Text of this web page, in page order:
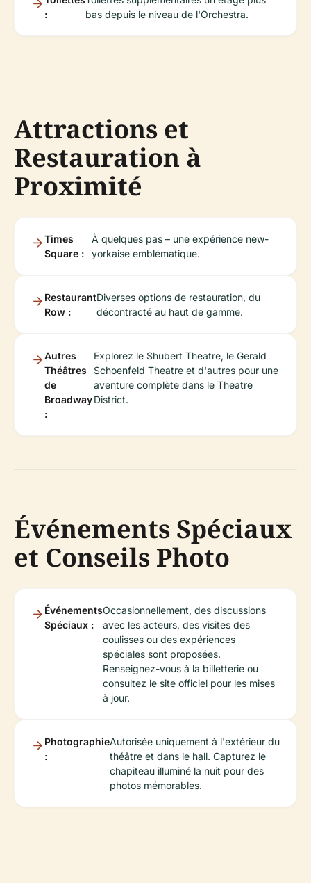
:
bas depuis le niveau de l'Orchestra.
Attractions et
Restauration à
Proximité
Times
Square :
À quelques pas – une expérience new-
yorkaise emblématique.
Restaurant
Row :
Diverses options de restauration, du
décontracté au haut de gamme.
Autres
Théâtres
de
Broadway
:
Explorez le Shubert Theatre, le Gerald
Schoenfeld Theatre et d'autres pour une
aventure complète dans le Theatre
District.
Événements Spéciaux
et Conseils Photo
Événements
Spéciaux :
Occasionnellement, des discussions
avec les acteurs, des visites des
coulisses ou des expériences
spéciales sont proposées.
Renseignez-vous à la billetterie ou
consultez le site officiel pour les mises
à jour.
Photographie
:
Autorisée uniquement à l'extérieur du
théâtre et dans le hall. Capturez le
chapiteau illuminé la nuit pour des
photos mémorables.